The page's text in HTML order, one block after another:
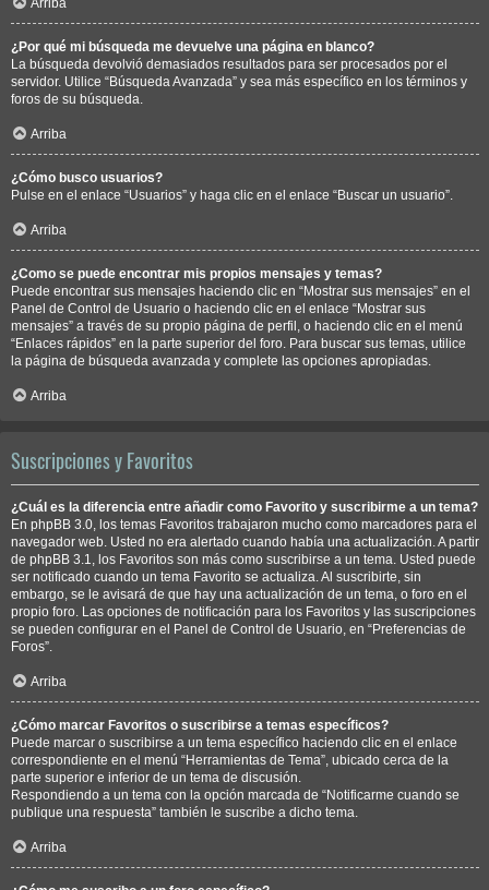
¿Por qué mi búsqueda me devuelve una página en blanco?
La búsqueda devolvió demasiados resultados para ser procesados por el
servidor. Utilice “Búsqueda Avanzada” y sea más específico en los términos y
foros de su búsqueda.
Arriba
¿Cómo busco usuarios?
Pulse en el enlace “Usuarios” y haga clic en el enlace “Buscar un usuario”.
Arriba
¿Como se puede encontrar mis propios mensajes y temas?
Puede encontrar sus mensajes haciendo clic en “Mostrar sus mensajes” en el
Panel de Control de Usuario o haciendo clic en el enlace “Mostrar sus
mensajes” a través de su propio página de perfil, o haciendo clic en el menú
“Enlaces rápidos” en la parte superior del foro. Para buscar sus temas, utilice
la página de búsqueda avanzada y complete las opciones apropiadas.
Arriba
Suscripciones y Favoritos
¿Cuál es la diferencia entre añadir como Favorito y suscribirme a un tema?
En phpBB 3.0, los temas Favoritos trabajaron mucho como marcadores para el
navegador web. Usted no era alertado cuando había una actualización. A partir
de phpBB 3.1, los Favoritos son más como suscribirse a un tema. Usted puede
ser notificado cuando un tema Favorito se actualiza. Al suscribirte, sin
embargo, se le avisará de que hay una actualización de un tema, o foro en el
propio foro. Las opciones de notificación para los Favoritos y las suscripciones
se pueden configurar en el Panel de Control de Usuario, en “Preferencias de
Foros”.
Arriba
¿Cómo marcar Favoritos o suscribirse a temas específicos?
Puede marcar o suscribirse a un tema específico haciendo clic en el enlace
correspondiente en el menú “Herramientas de Tema”, ubicado cerca de la
parte superior e inferior de un tema de discusión.
Respondiendo a un tema con la opción marcada de “Notificarme cuando se
publique una respuesta” también le suscribe a dicho tema.
Arriba